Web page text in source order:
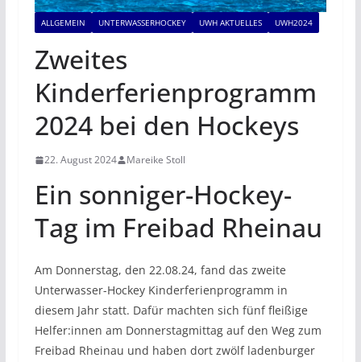
ALLGEMEIN UNTERWASSERHOCKEY UWH AKTUELLES UWH2024
Zweites
Kinderferienprogramm
2024 bei den Hockeys
22. August 2024 Mareike Stoll
Ein sonniger-Hockey-
Tag im Freibad Rheinau
Am Donnerstag, den 22.08.24, fand das zweite
Unterwasser-Hockey Kinderferienprogramm in
diesem Jahr statt. Dafür machten sich fünf fleißige
Helfer:innen am Donnerstagmittag auf den Weg zum
Freibad Rheinau und haben dort zwölf ladenburger